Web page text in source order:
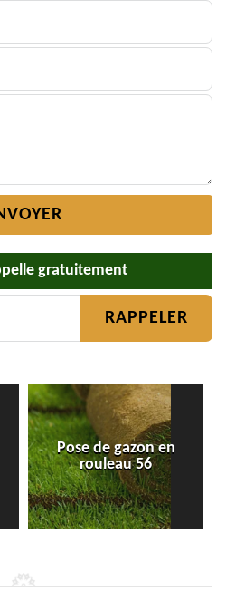
gratuitement
Pose de gazon en
rouleau 56